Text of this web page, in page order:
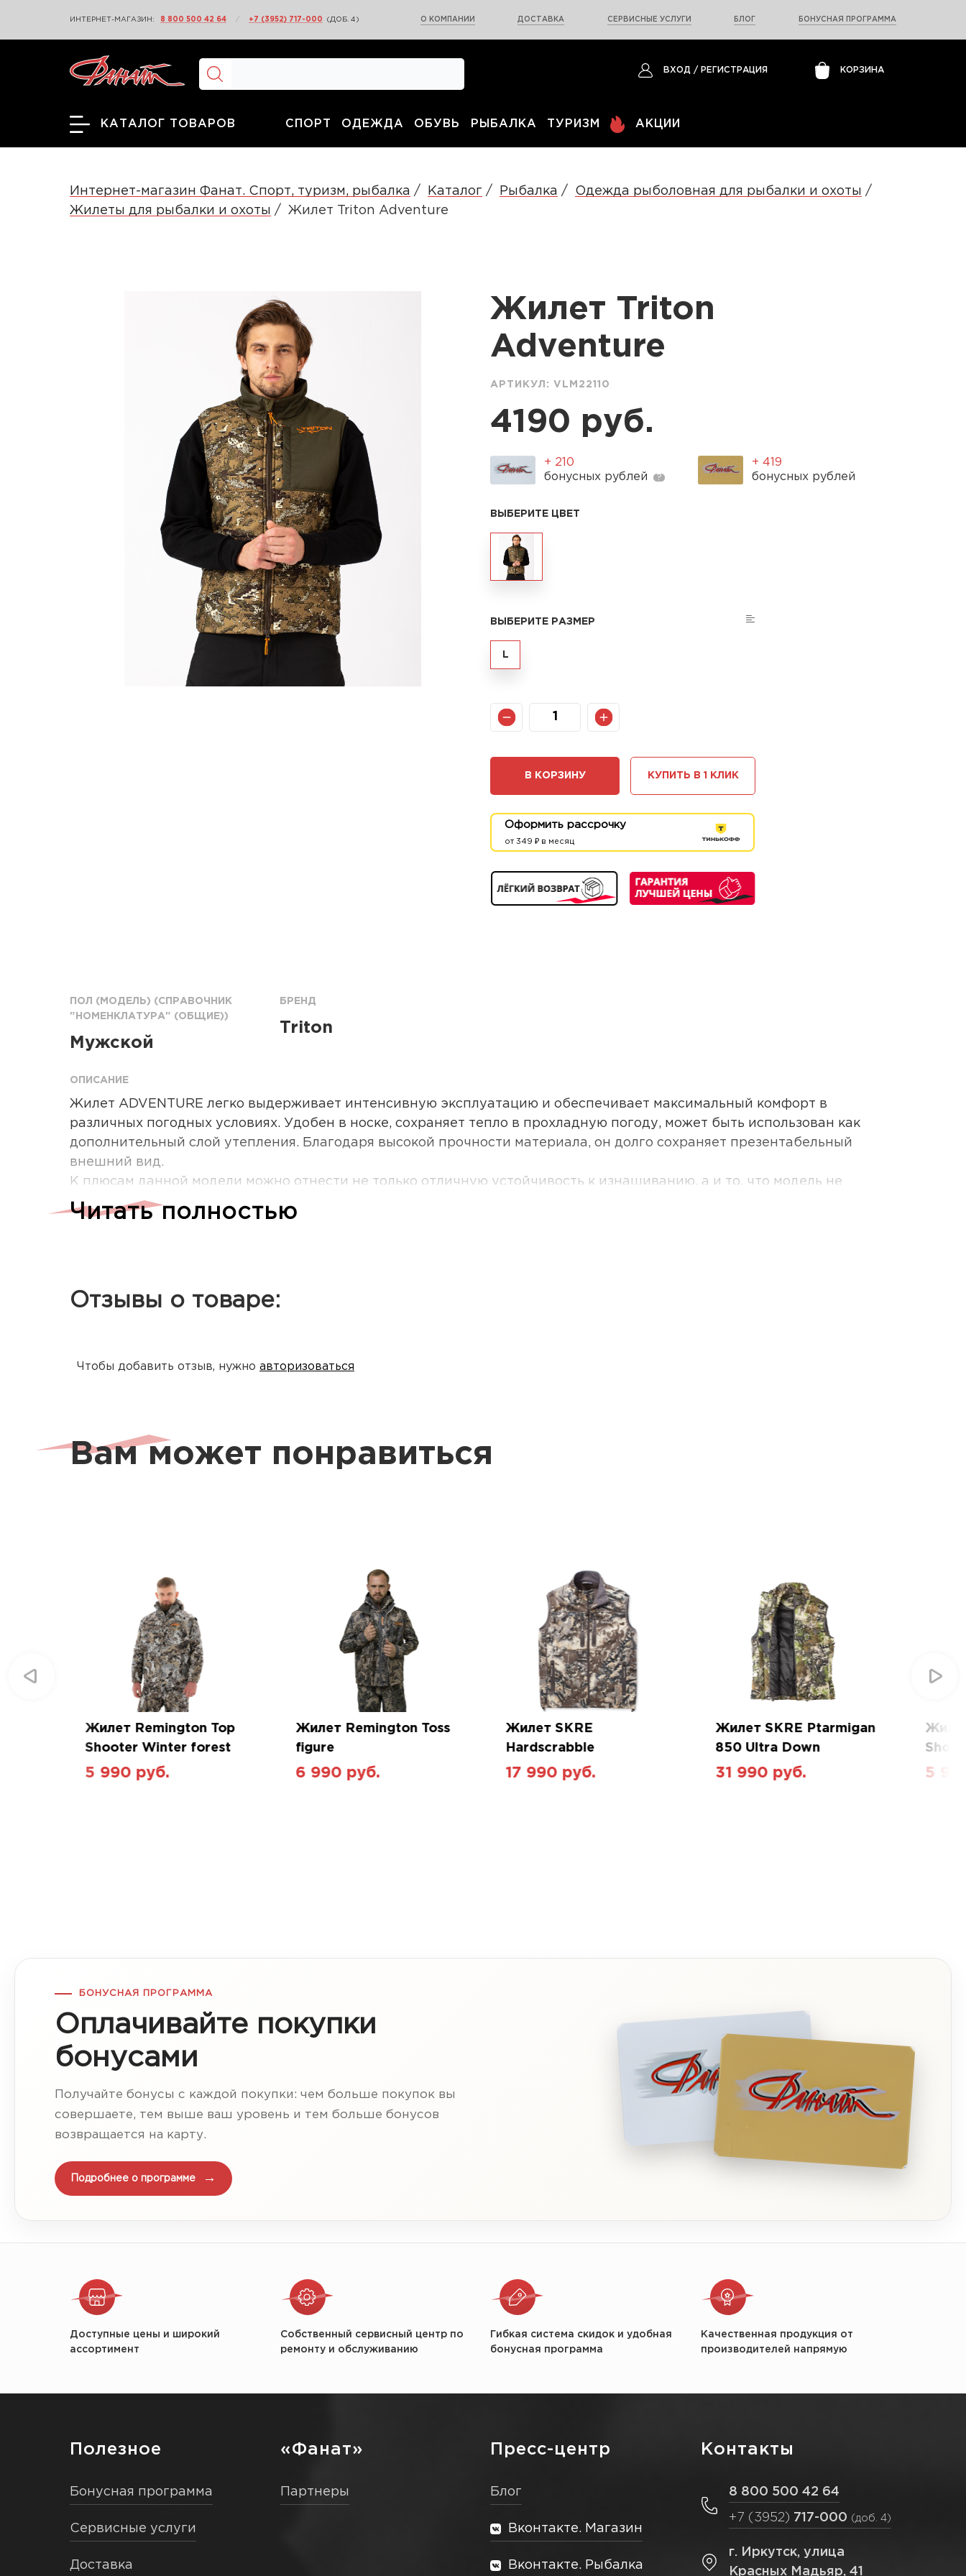
ИНТЕРНЕТ-МАГАЗИН: 8 800 500 42 64 / +7 (3952) 717-000 (ДОБ. 4) О КОМПАНИИ ДОСТАВКА СЕРВИСНЫЕ УСЛУГИ БЛОГ БОНУСНАЯ ПРОГРАММА
ВХОД / РЕГИСТРАЦИЯ КОРЗИНА
КАТАЛОГ ТОВАРОВ СПОРТ ОДЕЖДА ОБУВЬ РЫБАЛКА ТУРИЗМ АКЦИИ
Интернет-магазин Фанат. Спорт, туризм, рыбалка Каталог Рыбалка
Одежда рыболовная для рыбалки и охоты
Жилеты для рыбалки и охоты
Жилет Triton Adventure
Жилет Triton
Adventure
АРТИКУЛ: VLM22110
4190 руб.
+ 210
бонусных рублей
?
+ 419
бонусных рублей
ВЫБЕРИТЕ ЦВЕТ
ВЫБЕРИТЕ РАЗМЕР
L
В КОРЗИНУ КУПИТЬ В 1 КЛИК
Оформить рассрочку
от 349 ₽ в месяц
ПОЛ (МОДЕЛЬ) (СПРАВОЧНИК
"НОМЕНКЛАТУРА" (ОБЩИЕ))
Мужской
БРЕНД
Triton
ОПИСАНИЕ
Жилет ADVENTURE легко выдерживает интенсивную эксплуатацию и обеспечивает максимальный комфорт в
различных погодных условиях. Удобен в носке, сохраняет тепло в прохладную погоду, может быть использован как
дополнительный слой утепления. Благодаря высокой прочности материала, он долго сохраняет презентабельный
внешний вид.
К плюсам данной модели можно отнести не только отличную устойчивость к изнашиванию, а и то, что модель не
требует особого ухода, она без проблем очищается от загрязнений, не теряет изначальную форму и не изменяет цвет.
Утеплитель: Triterm
Читать полностью
Отзывы о товаре:
Чтобы добавить отзыв, нужно авторизоваться
Вам может понравиться
Жилет Remington Top
Shooter Winter forest
5 990 руб.
Жилет Remington Toss
figure
6 990 руб.
Жилет SKRE
Hardscrabble
17 990 руб.
Жилет SKRE Ptarmigan
850 Ultra Down
31 990 руб. 5
БОНУСНАЯ ПРОГРАММА
Оплачивайте покупки
бонусами
Получайте бонусы с каждой покупки: чем больше покупок вы
совершаете, тем выше ваш уровень и тем больше бонусов
возвращается на карту.
Подробнее о программе
Доступные цены и широкий
ассортимент
Собственный сервисный центр по
ремонту и обслуживанию
Гибкая система скидок и удобная
бонусная программа
Качественная продукция от
производителей напрямую
Полезное
Бонусная программа
Сервисные услуги
Доставка
«Фанат»
Партнеры
Пресс-центр
Блог
Вконтакте. Магазин
Вконтакте. Рыбалка
Контакты
8 800 500 42 64
+7 (3952) 717-000 (доб. 4)
г. Иркутск, улица
Красных Мадьяр, 41